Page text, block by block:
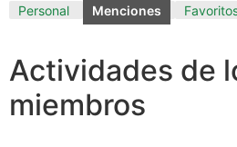
Personal Menciones
Actividades de
miembros